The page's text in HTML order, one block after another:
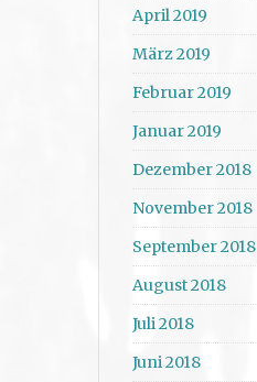
April 2019
März 2019
Februar 2019
Januar 2019
Dezember 2018
November 2018
September 2018
August 2018
Juli 2018
Juni 2018